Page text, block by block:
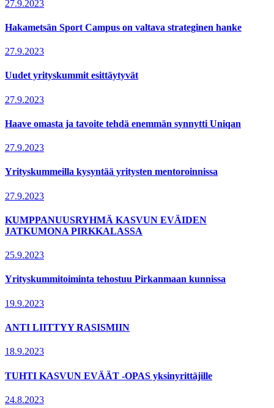
27.9.2023
Hakametsän Sport Campus on valtava strateginen hanke
27.9.2023
Uudet yrityskummit esittäytyvät
27.9.2023
Haave omasta ja tavoite tehdä enemmän synnytti Uniqan
27.9.2023
Yrityskummeilla kysyntää yritysten mentoroinnissa
27.9.2023
KUMPPANUUSRYHMÄ KASVUN EVÄIDEN
JATKUMONA PIRKKALASSA
25.9.2023
Yrityskummitoiminta tehostuu Pirkanmaan kunnissa
19.9.2023
ANTI LIITTYY RASISMIIN
18.9.2023
TUHTI KASVUN EVÄÄT -OPAS yksinyrittäjille
24.8.2023